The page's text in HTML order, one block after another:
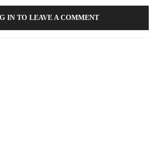
IN TO LEAVE A COMMENT